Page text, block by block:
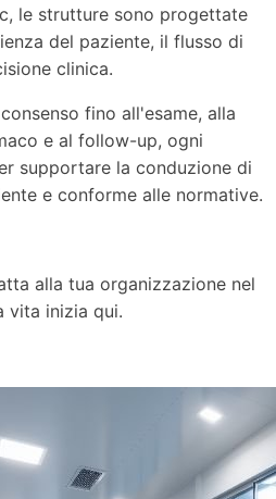
le strutture sono progettate
del paziente, il flusso di
clinica.
fino all'esame, alla
e al follow-up, ogni
supportare la conduzione di
e conforme alle normative.
alla tua organizzazione nel
vita inizia qui.